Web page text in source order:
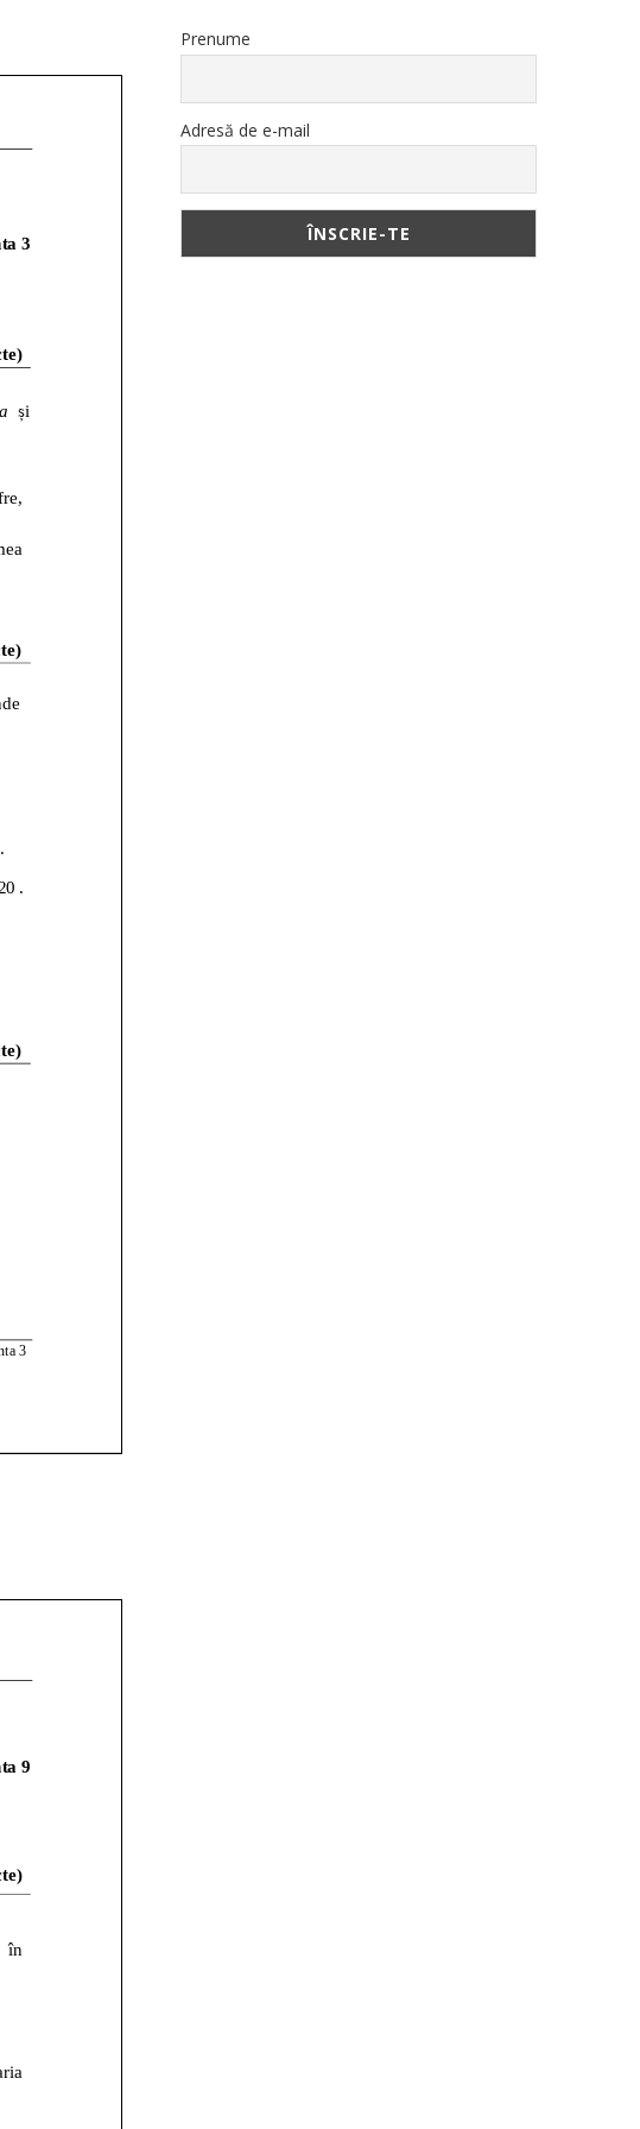
Prenume
Adresă de e-mail